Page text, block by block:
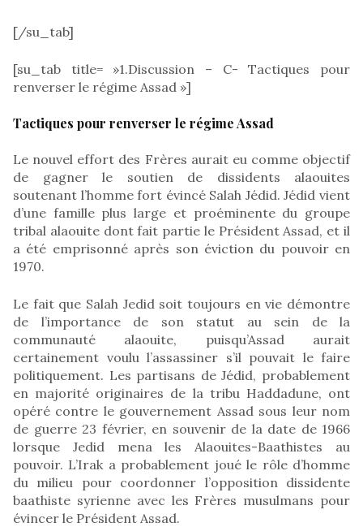
[/su_tab]
[su_tab title= »1.Discussion – C- Tactiques pour
renverser le régime Assad »]
Tactiques pour renverser le régime Assad
Le nouvel effort des Frères aurait eu comme objectif
de gagner le soutien de dissidents alaouites
soutenant l’homme fort évincé Salah Jédid. Jédid vient
d’une famille plus large et proéminente du groupe
tribal alaouite dont fait partie le Président Assad, et il
a été emprisonné après son éviction du pouvoir en
1970.
Le fait que Salah Jedid soit toujours en vie démontre
de l’importance de son statut au sein de la
communauté alaouite, puisqu’Assad aurait
certainement voulu l’assassiner s’il pouvait le faire
politiquement. Les partisans de Jédid, probablement
en majorité originaires de la tribu Haddadune, ont
opéré contre le gouvernement Assad sous leur nom
de guerre 23 février, en souvenir de la date de 1966
lorsque Jedid mena les Alaouites-Baathistes au
pouvoir. L’Irak a probablement joué le rôle d’homme
du milieu pour coordonner l’opposition dissidente
baathiste syrienne avec les Frères musulmans pour
évincer le Président Assad.